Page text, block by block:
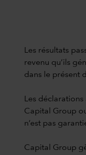
Les résultats
revenu qu’ils
dans le présent
Les
Capital Group
n’est pas
Capital Group